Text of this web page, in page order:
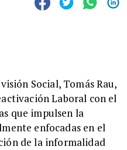
Social, Tomás Rau,
Laboral con el
que impulsen la
enfocadas en el
de la informalidad